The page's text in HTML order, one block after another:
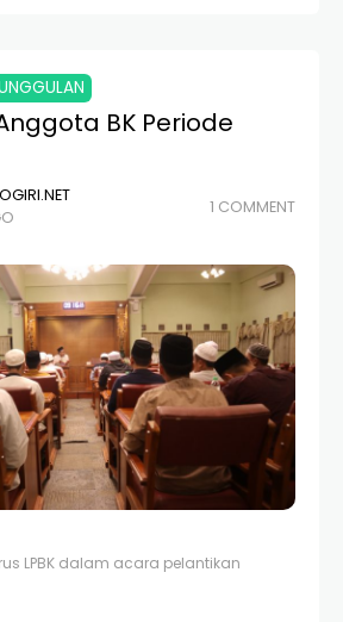
BK Periode
1 COMMENT
LPBK dalam acara pelantikan